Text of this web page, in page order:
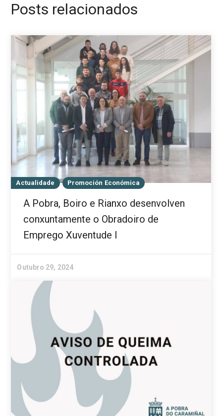
Posts relacionados
Actualidade Promoción Económica
A Pobra, Boiro e Rianxo desenvolven
conxuntamente o Obradoiro de
Emprego Xuventude I
Outubro 29, 2024